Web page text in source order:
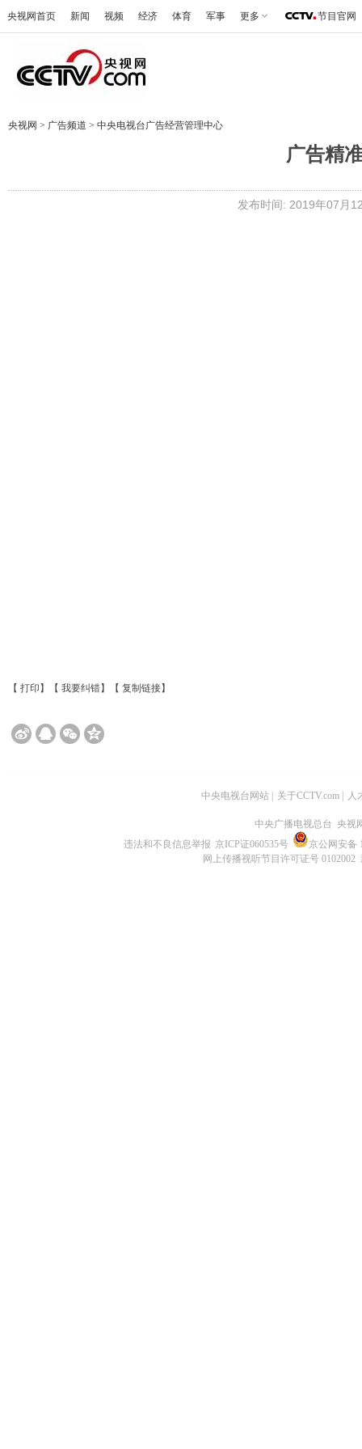
央视网首页 新闻 视频 经济 体育 军事 更多 节目官网
央视网 > 广告频道 > 中央电视台广告经营管理中心
广告精
发布时间: 2019年07月
【 打印 】【 我要纠错】【 复制链接】
中央电视台网站 关于CCTV.com 人
中央广播电视总台 央视
违法和不良信息举报 京ICP证060535号
京公网安备
网上传播视听节目许可证号 0102002